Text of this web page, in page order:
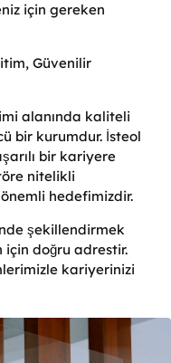
için gereken
Güvenilir
alanında kaliteli
bir kurumdur. İsteol
bir kariyere
nitelikli
hedefimizdir.
şekillendirmek
için doğru adrestir.
kariyerinizi